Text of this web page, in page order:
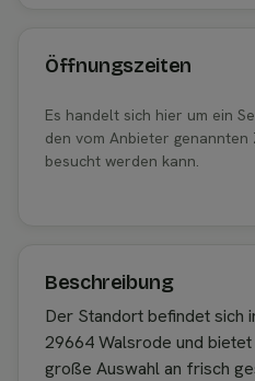
Öffnungszeiten
Es handelt sich hier um ein
den vom Anbieter genannten
besucht werden kann.
Beschreibung
Der Standort befindet sich
29664 Walsrode und
große Auswahl an frisch